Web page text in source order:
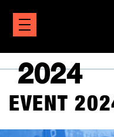
2024
EVENT